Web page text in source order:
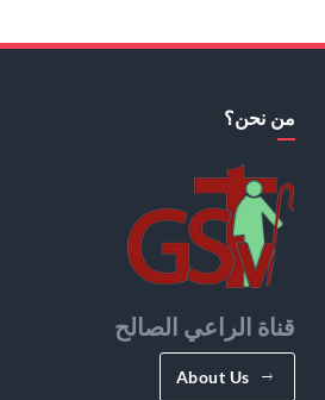
من نحن؟
قناة الراعي الصالح
About Us